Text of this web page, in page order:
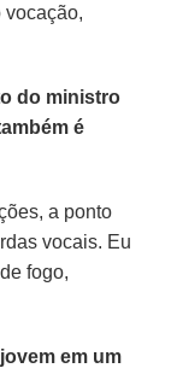
vocação,
do ministro
é
a ponto
vocais. Eu
fogo,
em um